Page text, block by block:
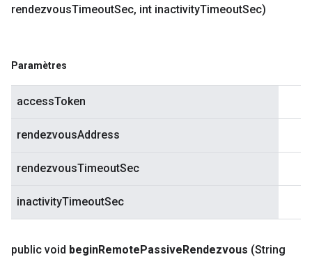
rendezvousTimeoutSec, int inactivityTimeoutSec)
Paramètres
accessToken
rendezvousAddress
rendezvousTimeoutSec
inactivityTimeoutSec
public void beginRemotePassiveRendezvous (String